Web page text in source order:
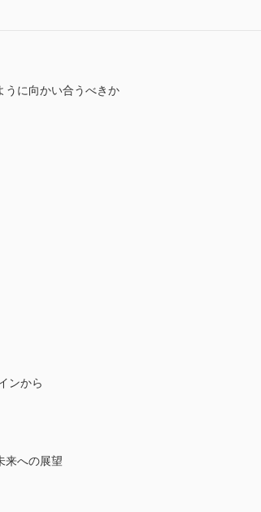
に向かい合うべきか
ンから
来への展望